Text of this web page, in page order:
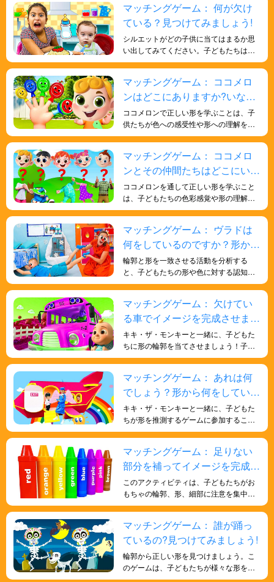
た、アイテムを比較して組み合わせを合
わせるという概念も理解できます。
マッチングゲーム： 何が欠け
ている？見つけてみましょう!
シルエットがどの子供に当てはまるか思
い出してみてください。子どもたちはこ
のゲームを通して、記憶力という重要な
立つでしょう。
マッチングゲーム： ココメロ
ンはどこにありますか?いなく
なったココメロンを探そう！
ココメロンで正しい形を学ぶことは、子
供たちが色への感受性や形への理解を深
め、記憶力や反応能力を鍛え、脳を訓練
マッチングゲーム： ココメロ
ンとその仲間たちはどこにいま
すか?探しに行こう！
ココメロンを通して正しい形を学ぶこと
は、子どもたちの色彩感覚や形の理解を
深め、記憶力や反応能力を鍛え、脳を鍛
マッチングゲーム： ヴラドは
何をしているのですか？形から
推測してみよう！
輪郭と形を一致させる活動を分析する
と、子どもたちの形や色に対する認知的
理解が深まるだけでなく、観察力、分析
達に有益なトレーニングになります。
マッチングゲーム： 欠けてい
る車でイメージを完成させまし
ょう！
キキ・ザ・モンキーと一緒に、子どもた
ちに形の輪郭を当てさせましょう！子ど
もたちの人生に関する一般的な知識と、
ちます。遊びを通して子どもたちに知識
を学ばせましょう。
マッチングゲーム： あれは何
でしょう？形から何をしている
のか当ててみましょう！
キキ・ザ・モンキーと一緒に、子どもた
ちが形を推測するゲームに参加すること
で、一般知識の理解を深めるだけでな
ます。観察と推論を通して正しい答えを
推測することが求められ、観察力、論理
的思考力、そして問題解決能力が磨かれ
ます。
マッチングゲーム： 足りない
部分を補ってイメージを完成さ
せましょう
このアクティビティは、子どもたちがお
もちゃの輪郭、形、細部に注意を集中
し、観察し、分析するのに役立ちます。
知のおもちゃと比較して分類する必要が
あります。このアクティビティは、子ど
もたちの観察力と細部への注意力を養う
と同時に、集中力と分析的思考力を鍛え
るのに役立ちます。 輪郭に基づいてさま
マッチングゲーム： 誰が踊っ
ているの?見つけてみましょう!
輪郭から正しい形を見つけましょう。こ
のゲームは、子どもたちが様々な形を認
識するのに役立ちます。楽しくてワクワ